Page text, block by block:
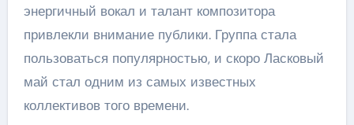
энергичный вокал и талант композитора
привлекли внимание публики. Группа стала
пользоваться популярностью, и скоро Ласковый
май стал одним из самых известных
коллективов того времени.